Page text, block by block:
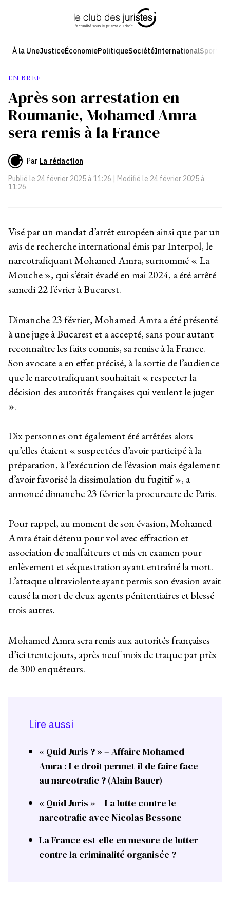
À la UneJusticeÉconomiePolitiqueSociétéInternationalSport
EN BREF
Après son arrestation en
Roumanie, Mohamed Amra
sera remis à la France
Par La rédaction
Publié le 24 février 2025 à 11:26 | Modifié le 24 février 2025 à
11:26
Visé par un mandat d’arrêt européen ainsi que par un
avis de recherche international émis par Interpol, le
narcotrafiquant Mohamed Amra, surnommé « La
Mouche », qui s’était évadé en mai 2024, a été arrêté
samedi 22 février à Bucarest.
Dimanche 23 février, Mohamed Amra a été présenté
à une juge à Bucarest et a accepté, sans pour autant
reconnaître les faits commis, sa remise à la France.
Son avocate a en effet précisé, à la sortie de l’audience
que le narcotrafiquant souhaitait « respecter la
décision des autorités françaises qui veulent le juger
».
Dix personnes ont également été arrêtées alors
qu’elles étaient « suspectées d’avoir participé à la
préparation, à l’exécution de l’évasion mais également
d’avoir favorisé la dissimulation du fugitif », a
annoncé dimanche 23 février la procureure de Paris.
Pour rappel, au moment de son évasion, Mohamed
Amra était détenu pour vol avec effraction et
association de malfaiteurs et mis en examen pour
enlèvement et séquestration ayant entraîné la mort.
L’attaque ultraviolente ayant permis son évasion avait
causé la mort de deux agents pénitentiaires et blessé
trois autres.
Mohamed Amra sera remis aux autorités françaises
d’ici trente jours, après neuf mois de traque par près
de 300 enquêteurs.
Lire aussi
« Quid Juris ? » – Affaire Mohamed
Amra : Le droit permet-il de faire face
au narcotrafic ? (Alain Bauer)
« Quid Juris » – La lutte contre le
narcotrafic avec Nicolas Bessone
La France est-elle en mesure de lutter
contre la criminalité organisée ?